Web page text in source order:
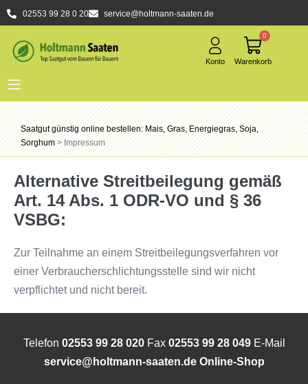
02553 99 28 0 20 service@holtmann-saaten.de
0
Saatgut günstig online bestellen: Mais, Gras, Energiegras, Soja,
Sorghum>Impressum
Alternative Streitbeilegung gemäß
Art. 14 Abs. 1 ODR-VO und § 36
VSBG:
Zur Teilnahme an einem Streitbeilegungsverfahren vor
einer Verbraucherschlichtungsstelle sind wir nicht
verpflichtet und nicht bereit.
Telefon 02553 99 28 020Fax 02553 99 28 049E-Mail
service@holtmann-saaten.de Online-Shop